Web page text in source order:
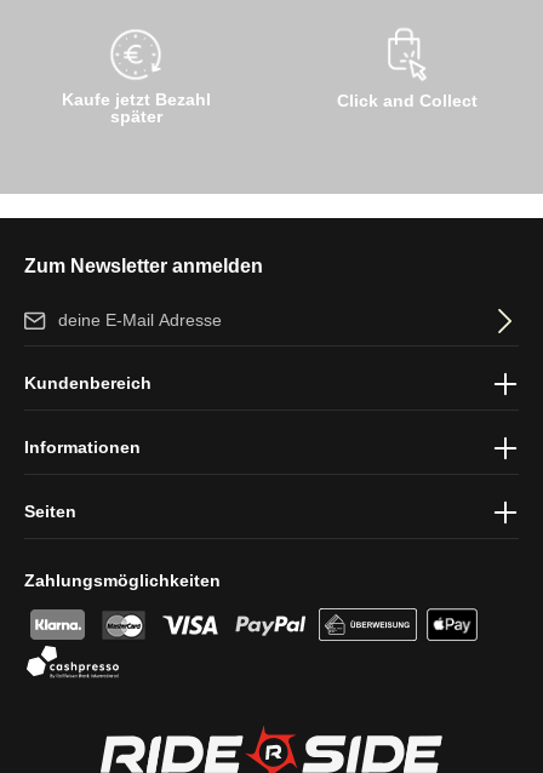
Kaufe jetzt Bezahl
später
Click and Collect
Zum Newsletter anmelden
E-Mail-Adresse*
und dieAGBgelesen und bin mit ihnen einverstanden.
Zahlungsmöglichkeiten
Kundenbereich
Informationen
Seiten